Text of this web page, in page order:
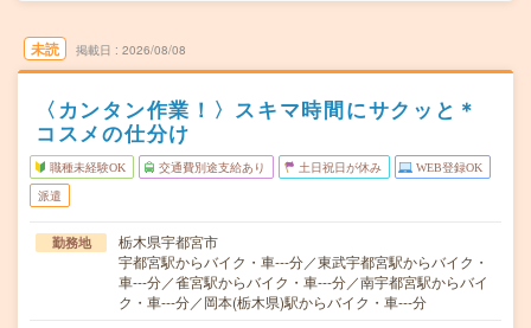
未読 掲載日 2026/08/08
〈カンタン作業！〉スキマ時間にサクッと＊
コスメの仕分け
職種未経験OK 交通費別途支給あり 土日祝日が休み WEB登録OK
派遣
勤務地
栃木県宇都宮市
宇都宮駅からバイク・車---分／東武宇都宮駅からバイク・
車---分／雀宮駅からバイク・車---分／南宇都宮駅からバイ
ク・車---分／岡本(栃木県)駅からバイク・車---分